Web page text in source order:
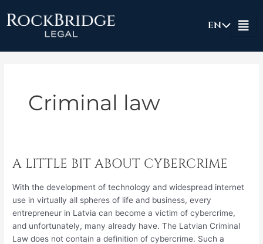
EN
Criminal law
A LITTLE BIT ABOUT CYBERCRIME
With the development of technology and widespread internet
use in virtually all spheres of life and business, every
entrepreneur in Latvia can become a victim of cybercrime,
and unfortunately, many already have. The Latvian Criminal
Law does not contain a definition of cybercrime. Such a
A
BIT
ABOUT
CYBERCRIME